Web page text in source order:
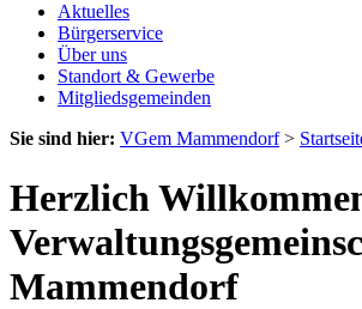
Aktuelles
Bürgerservice
Über uns
Standort & Gewerbe
Mitgliedsgemeinden
Sie sind hier: VGem Mammendorf>
Herzlich
Mammendorf